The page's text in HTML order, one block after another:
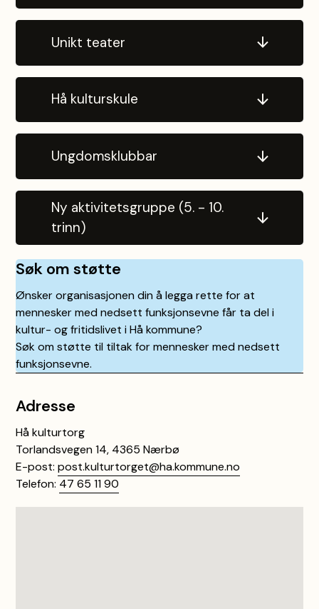
Unikt teater
Hå kulturskule
Ungdomsklubbar
Ny aktivitetsgruppe (5. - 10.
trinn)
Søk om støtte
Ønsker organisasjonen din å legga rette for at
mennesker med nedsett funksjonsevne får ta del i
kultur- og fritidslivet i Hå kommune?
Søk om støtte til tiltak for mennesker med nedsett
funksjonsevne.
Adresse
Hå kulturtorg
Torlandsvegen 14, 4365 Nærbø
E-post:post.kulturtorget@ha.kommune.no
Telefon: 47 65 11 90